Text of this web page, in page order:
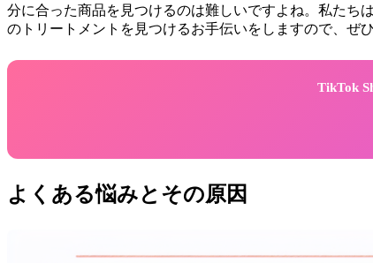
分に合った商品を見つけるのは難しいですよね。私たち
のトリートメントを見つけるお手伝いをしますので、ぜ
TikTok
よくある悩みとその原因